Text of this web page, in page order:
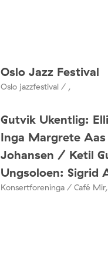
Oslo Jazz Festival
Oslo jazzfestival / ,
Gutvik Ukentlig:
Inga Margrete
Johansen / Ketil
Ungsoloen: Sigrid
Konsertforeninga / Café